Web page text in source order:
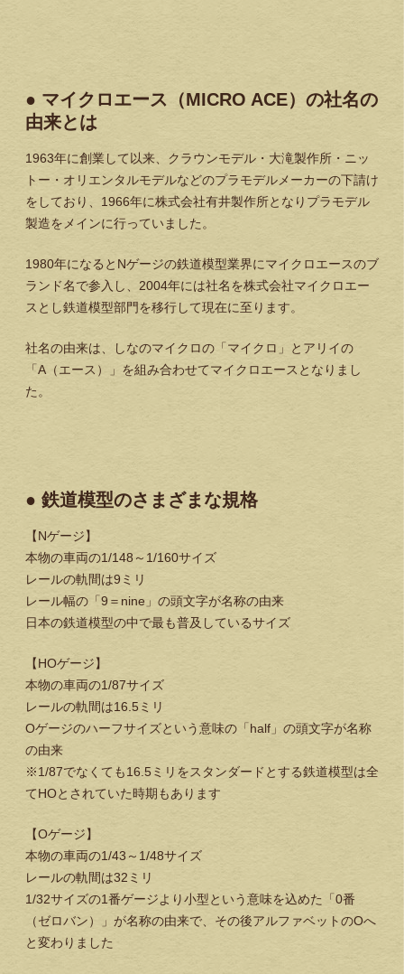
● マイクロエース（MICRO ACE）の社名の
由来とは
1963年に創業して以来、クラウンモデル・大滝製作所・ニッ
トー・オリエンタルモデルなどのプラモデルメーカーの下請け
をしており、1966年に株式会社有井製作所となりプラモデル
製造をメインに行っていました。
1980年になるとNゲージの鉄道模型業界にマイクロエースのブ
ランド名で参入し、2004年には社名を株式会社マイクロエー
スとし鉄道模型部門を移行して現在に至ります。
社名の由来は、しなのマイクロの「マイクロ」とアリイの
「A（エース）」を組み合わせてマイクロエースとなりまし
た。
● 鉄道模型のさまざまな規格
【Nゲージ】
本物の車両の1/148～1/160サイズ
レールの軌間は9ミリ
レール幅の「9＝nine」の頭文字が名称の由来
日本の鉄道模型の中で最も普及しているサイズ
【HOゲージ】
本物の車両の1/87サイズ
レールの軌間は16.5ミリ
Oゲージのハーフサイズという意味の「half」の頭文字が名称
の由来
※1/87でなくても16.5ミリをスタンダードとする鉄道模型は全
てHOとされていた時期もあります
【Oゲージ】
本物の車両の1/43～1/48サイズ
レールの軌間は32ミリ
1/32サイズの1番ゲージより小型という意味を込めた「0番
（ゼロバン）」が名称の由来で、その後アルファベットのOへ
と変わりました